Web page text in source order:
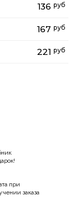
136 руб
167 руб
221 руб
при
заказа